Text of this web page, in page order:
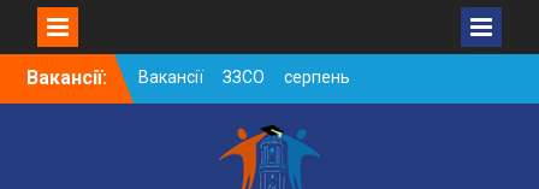
SkipВакансії:
Вакансії ЗЗСО серпень
2026
Вакансії ЗЗСО червень
Вакансії у ЗДО та